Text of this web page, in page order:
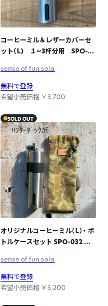
コーヒーミル＆レザーカバーセ
ット（L) １~3杯分用 SPO-
sense of fun sola
無料で登録
希望小売価格 ￥3,700
SOLD OUT
オリジナルコーヒーミル（L）・ ボ
トルケースセット SPO-032 ハ
sense of fun sola
無料で登録
希望小売価格 ￥3,200